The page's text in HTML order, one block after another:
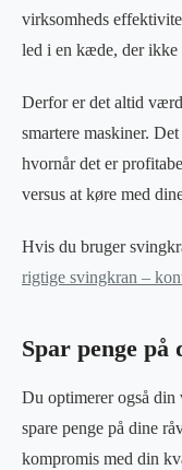
virksomheds
led i en kæde, der
Derfor er det altid
smartere maskiner.
hvornår det er
versus at køre med
Hvis du bruger
rigtige svingkran –
Spar penge
Du optimerer også
spare penge på dine
kompromis med din